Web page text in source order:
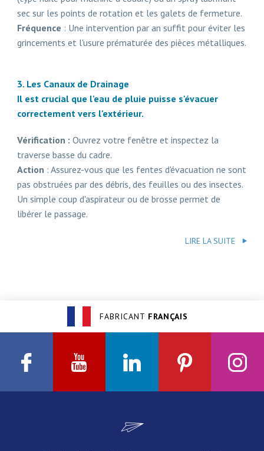
sec sur les points de rotation et les galets de fermeture.
Fréquence : Une intervention par an suffit pour éviter les
grincements et l'usure prématurée des pièces métalliques.
3. Les Canaux de Drainage
Il est crucial que l'eau de pluie puisse s'évacuer
correctement vers l'extérieur.
Vérification : Ouvrez votre fenêtre et inspectez la
traverse basse du cadre.
Action : Assurez-vous que les fentes d'évacuation ne sont
pas obstruées par des débris, des feuilles ou des insectes.
Un simple coup d'aspirateur ou de brosse permet de
libérer le passage.
LIRE LA SUITE
FABRICANT FRANÇAIS